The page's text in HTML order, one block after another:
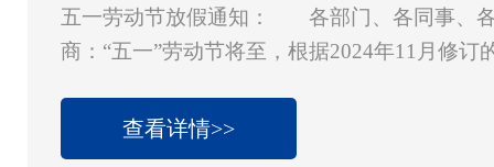
五一劳动节放假通知： 各部门、各同事、
商：“五一”劳动节将至，根据2024年11月修订
1日（星期四）至5月5日（星期一）放假调休
日（周日）上班。其中5月1日至2日为国家法
查看详情>>